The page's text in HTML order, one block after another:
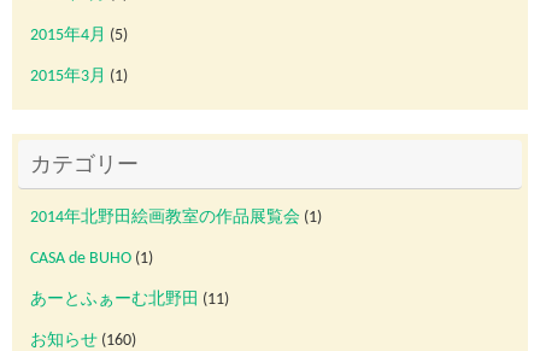
2015年4月 (5)
2015年3月 (1)
カテゴリー
2014年北野田絵画教室の作品展覧会 (1)
CASA de BUHO (1)
あーとふぁーむ北野田 (11)
お知らせ (160)